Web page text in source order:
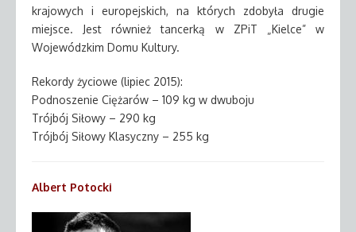
krajowych i europejskich, na których zdobyła drugie
miejsce. Jest również tancerką w ZPiT „Kielce” w
Wojewódzkim Domu Kultury.
Rekordy życiowe (lipiec 2015):
Podnoszenie Ciężarów – 109 kg w dwuboju
Trójbój Siłowy – 290 kg
Trójbój Siłowy Klasyczny – 255 kg
Albert Potocki